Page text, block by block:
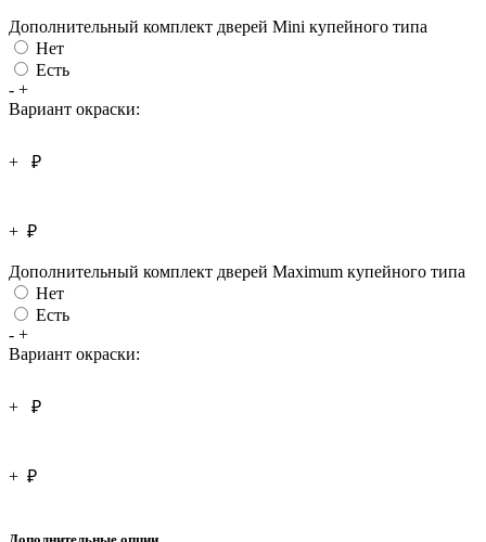
Дополнительный комплект дверей Mini купейного типа
Нет
Есть
- +
Вариант окраски:
+ ₽
+ ₽
Дополнительный комплект дверей Maximum купейного типа
Нет
Есть
- +
Вариант окраски:
+ ₽
+ ₽